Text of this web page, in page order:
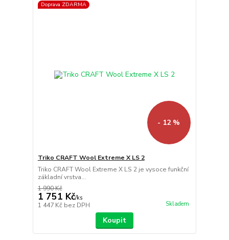
Doprava ZDARMA
- 12 %
Triko CRAFT Wool Extreme X LS 2
Triko CRAFT Wool Extreme X LS 2 je vysoce funkční
základní vrstva...
1 990 Kč
1 751 Kč/ks
1 447 Kč bez DPH Skladem
Koupit